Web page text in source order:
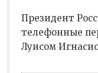
Президент
телефонные
Луисом